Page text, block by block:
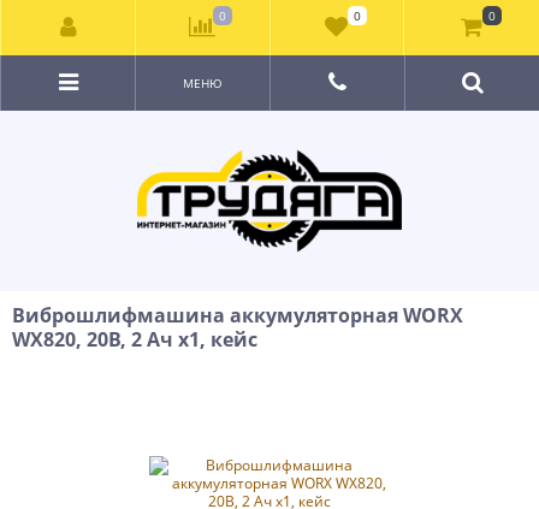
МЕНЮ
Виброшлифмашина аккумуляторная WORX
WX820, 20В, 2 Ач х1, кейс
0 0 0